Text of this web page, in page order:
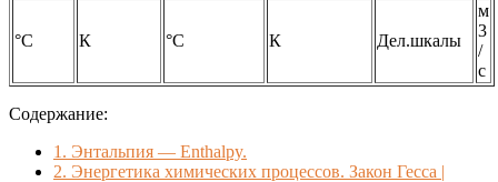
°С К °С К Дел.шкалы
м
3
/
с
Содержание:
1. Энтальпия — Enthalpy.
2. Энергетика химических процессов. Закон Гесса |